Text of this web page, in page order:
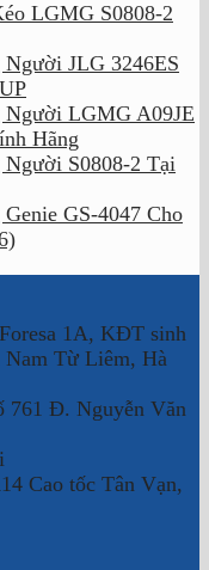
LGMG S0808-2
JLG 3246ES
Người LGMG A09JE
Hãng
S0808-2 Tại
GS-4047 Cho
1A, KĐT sinh
Nam Từ Liêm, Hà
761 Đ. Nguyễn Văn
Cao tốc Tân Vạn,